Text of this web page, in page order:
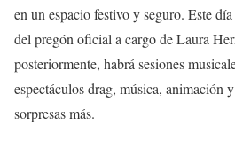
en un espacio festivo y seguro. Este
del pregón oficial a cargo de Laura
posteriormente, habrá sesiones
espectáculos drag, música, animación
sorpresas más.